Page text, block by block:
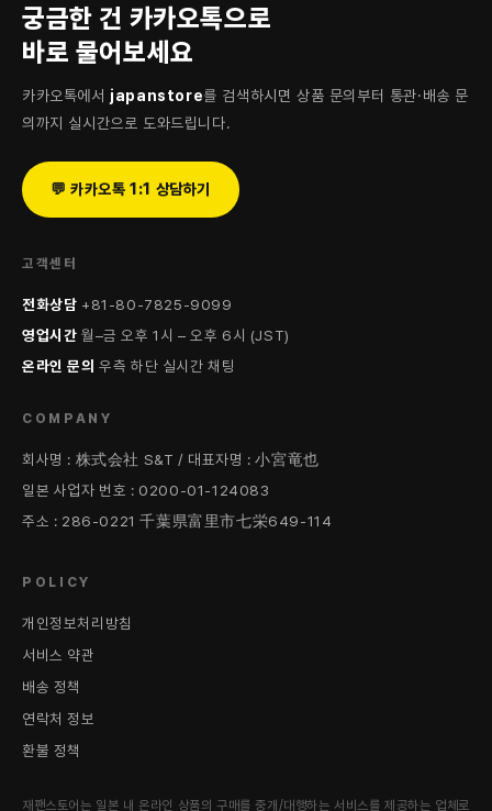
궁금한 건 카카오톡으로
바로 물어보세요
카카오톡에서 japanstore를 검색하시면 상품 문의부터 통관·배송 문
의까지 실시간으로 도와드립니다.
💬 카카오톡 1:1 상담하기
고객센터
전화상담 +81-80-7825-9099
영업시간 월–금 오후 1시 – 오후 6시 (JST)
온라인 문의 우측 하단 실시간 채팅
COMPANY
회사명 : 株式会社 S&T / 대표자명 : 小宮竜也
일본 사업자 번호 : 0200-01-124083
주소 : 286-0221 千葉県富里市七栄649-114
POLICY
개인정보처리방침
서비스 약관
배송 정책
연락처 정보
환불 정책
재팬스토어는 일본 내 온라인 상품의 구매를 중개/대행하는 서비스를 제공하는 업체로